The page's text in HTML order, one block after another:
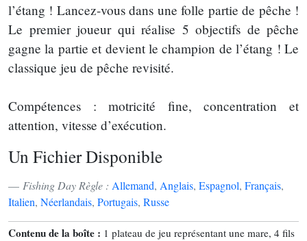
l’étang ! Lancez-vous dans une folle partie de pêche !
Le premier joueur qui réalise 5 objectifs de pêche
gagne la partie et devient le champion de l’étang ! Le
classique jeu de pêche revisité.
Compétences : motricité fine, concentration et
attention, vitesse d’exécution.
Un Fichier Disponible
Fishing Day Règle : Allemand, Anglais, Espagnol, Français,
Italien, Néerlandais, Portugais, Russe
Contenu de la boîte : 1 plateau de jeu représentant une mare, 4 fils